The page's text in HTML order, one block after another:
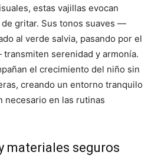
estas vajillas evocan
gritar. Sus tonos suaves —
al verde salvia, pasando por el
serenidad y armonía.
el crecimiento del niño sin
creando un entorno tranquilo
necesario en las rutinas
materiales seguros